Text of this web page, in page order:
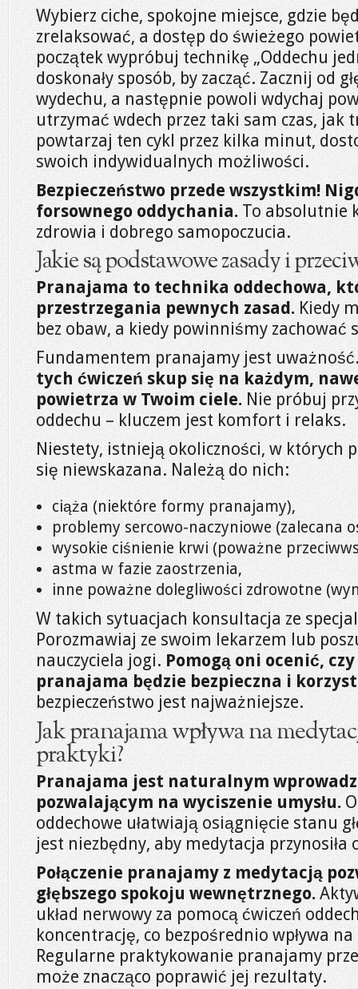
Wybierz ciche, spokojne miejsce, gdzie
zrelaksować, a dostęp do świeżego
początek wypróbuj technikę „Oddechu
doskonały sposób, by zacząć. Zacznij od
wydechu, a następnie powoli wdychaj
utrzymać wdech przez taki sam czas, jak
powtarzaj ten cykl przez kilka minut,
swoich indywidualnych możliwości.
Bezpieczeństwo przede wszystkim!
forsownego oddychania. To absolutnie
zdrowia i dobrego samopoczucia.
Jakie są podstawowe zasady i
Pranajama to technika oddechowa,
przestrzegania pewnych zasad. Kiedy
bez obaw, a kiedy powinniśmy zachować
Fundamentem pranajamy jest
tych ćwiczeń skup się na każdym,
powietrza w Twoim ciele. Nie próbuj
oddechu – kluczem jest komfort i relaks.
Niestety, istnieją okoliczności, w których
się niewskazana. Należą do nich:
ciąża (niektóre formy pranajamy),
problemy sercowo-naczyniowe (zalecana
wysokie ciśnienie krwi (poważne
astma w fazie zaostrzenia,
inne poważne dolegliwości zdrowotne
W takich sytuacjach konsultacja ze
Porozmawiaj ze swoim lekarzem lub
nauczyciela jogi. Pomogą oni ocenić,
pranajama będzie bezpieczna i
bezpieczeństwo jest najważniejsze.
Jak pranajama wpływa na
praktyki?
Pranajama jest naturalnym
pozwalającym na wyciszenie umysłu.
oddechowe ułatwiają osiągnięcie stanu
jest niezbędny, aby medytacja przynosiła
Połączenie pranajamy z medytacją
głębszego spokoju wewnętrznego.
układ nerwowy za pomocą ćwiczeń
koncentrację, co bezpośrednio wpływa
Regularne praktykowanie pranajamy
może znacząco poprawić jej rezultaty.